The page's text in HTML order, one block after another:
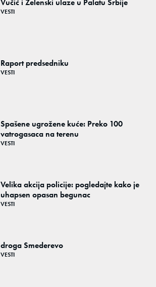
Vučić i Zelenski ulaze u Palatu Srbije
VESTI
Raport predsedniku
VESTI
Spašene ugrožene kuće: Preko 100
vatrogasaca na terenu
VESTI
Velika akcija policije: pogledajte kako je
uhapsen opasan begunac
VESTI
droga Smederevo
VESTI